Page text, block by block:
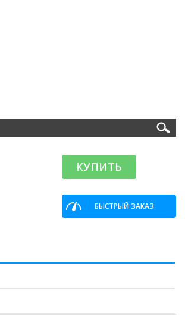
КУПИТЬ
БЫСТРЫЙ ЗАКАЗ